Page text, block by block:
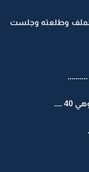
الملف وطلعته وجلست
....